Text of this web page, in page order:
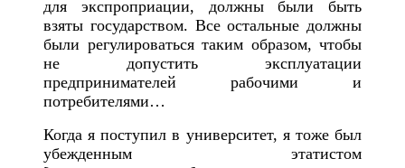
для экспроприации, должны были быть
взяты государством. Все остальные должны
были регулироваться таким образом, чтобы
не допустить эксплуатации
предпринимателей рабочими и
потребителями…
Когда я поступил в университет, я тоже был
убежденным этатистом